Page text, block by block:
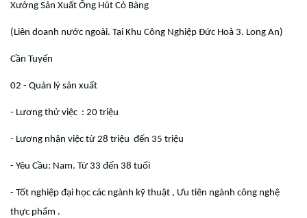
Xưởng Sản Xuất Ống Hút Cỏ Bàng
(Liên doanh nước ngoài. Tại Khu Công Nghiệp Đức Hoà 3. Long An)
Cần Tuyển
02 - Quản lý sản xuất
- Lương thử việc : 20 triệu
- Lương nhận việc từ 28 triệu đến 35 triệu
- Yêu Cầu: Nam. Từ 33 đến 38 tuổi
- Tốt nghiệp đại học các ngành kỹ thuật , Ưu tiên ngành công nghệ
thực phẩm .